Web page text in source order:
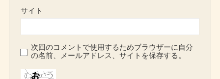
サイト
次回のコメントで使用するためブラウザーに自分
の名前、メールアドレス、サイトを保存する。